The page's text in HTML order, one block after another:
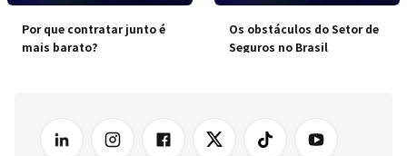
Por que contratar junto é
mais barato?
Os obstáculos do Setor de
Seguros no Brasil